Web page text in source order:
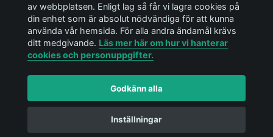
© 2026 Ediya Shop ABPowered by Quickbutik
av webbplatsen. Enligt lag så får vi lagra cookies på
din enhet som är absolut nödvändiga för att kunna
använda vår hemsida. För alla andra ändamål krävs
ditt medgivande. Läs mer här om hur vi hanterar
cookies och personuppgifter.
Godkänn alla
Inställningar